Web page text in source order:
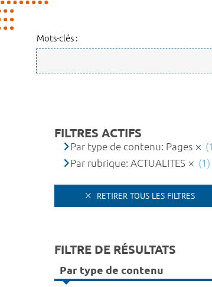
Mots-clés :
FILTRES ACTIFS
Par type de contenu: Pages
Par rubrique: ACTUALITES
(1)
RETIRER TOUS LES FILTRES
FILTRE DE RÉSULTATS
Par type de contenu